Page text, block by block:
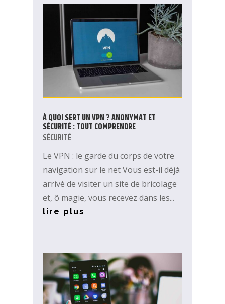
À QUOI SERT UN VPN ? ANONYMAT ET
SÉCURITÉ : TOUT COMPRENDRE
SÉCURITÉ
Le VPN : le garde du corps de votre
navigation sur le net Vous est-il déjà
arrivé de visiter un site de bricolage
et, ô magie, vous recevez dans les...
lire plus